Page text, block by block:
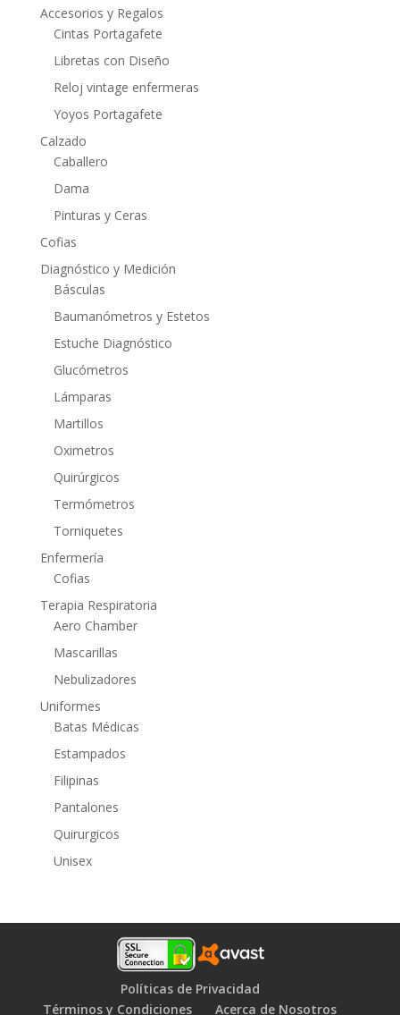
Accesorios y Regalos
Cintas Portagafete
Libretas con Diseño
Reloj vintage enfermeras
Yoyos Portagafete
Calzado
Caballero
Dama
Pinturas y Ceras
Cofias
Diagnóstico y Medición
Básculas
Baumanómetros y Estetos
Estuche Diagnóstico
Glucómetros
Lámparas
Martillos
Oximetros
Quirúrgicos
Termómetros
Torniquetes
Enfermería
Cofias
Terapia Respiratoria
Aero Chamber
Mascarillas
Nebulizadores
Uniformes
Batas Médicas
Estampados
Filipinas
Pantalones
Quirurgicos
Unisex
Políticas de Privacidad
Términos y Condiciones
Acerca de Nosotros